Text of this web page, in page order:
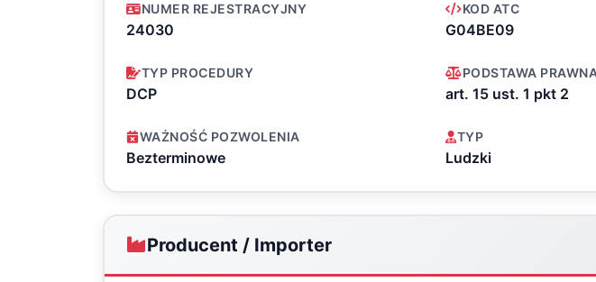
NUMER REJESTRACYJNY
24030
KOD ATC
G04BE09
TYP PROCEDURY
DCP
PODSTAWA
art. 15 ust. 1 pkt 2
WAŻNOŚĆ POZWOLENIA
Bezterminowe
TYP
Ludzki
Producent / Importer